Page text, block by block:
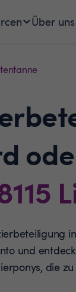
Über uns
und
die